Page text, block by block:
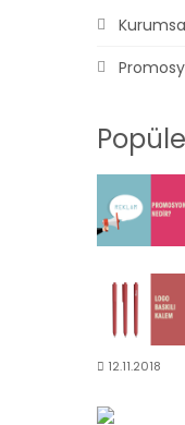
12.11.2018